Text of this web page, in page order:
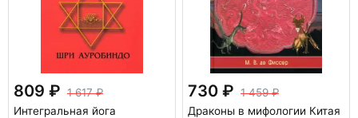
809
1 617
Интегральная йога
730
1 459
Драконы в мифологии Китая